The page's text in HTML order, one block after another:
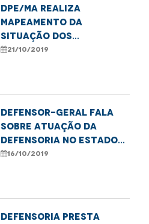
DPE/MA realiza
mapeamento da
situação dos
encarcerados no
21/10/2019
Defensor-geral fala
sobre atuação da
Defensoria no Estado
do Maranhão
16/10/2019
Defensoria presta